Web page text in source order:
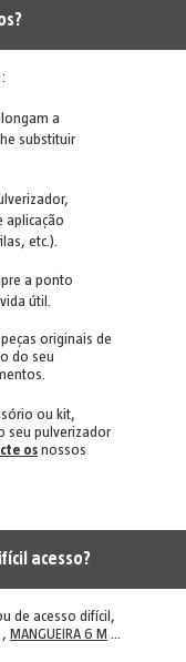
a
substituir
aplicação
etc.).
a ponto
útil.
originais de
do seu
ou kit,
seu pulverizador
os nossos
acesso?
de acesso difícil,
, MANGUEIRA 6 M …